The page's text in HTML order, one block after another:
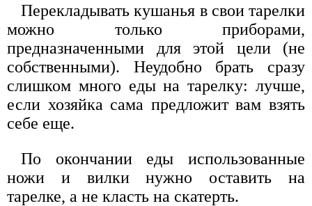
Перекладывать кушанья в свои тарелки
можно только приборами,
предназначенными для этой цели (не
собственными). Неудобно брать сразу
слишком много еды на тарелку: лучше,
если хозяйка сама предложит вам взять
себе еще.
По окончании еды использованные
ножи и вилки нужно оставить на
тарелке, а не класть на скатерть.